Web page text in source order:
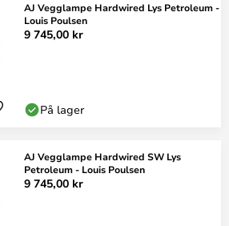
AJ Vegglampe Hardwired Lys Petroleum -
Louis Poulsen
9 745,00 kr
På lager
AJ Vegglampe Hardwired SW Lys
Petroleum - Louis Poulsen
9 745,00 kr